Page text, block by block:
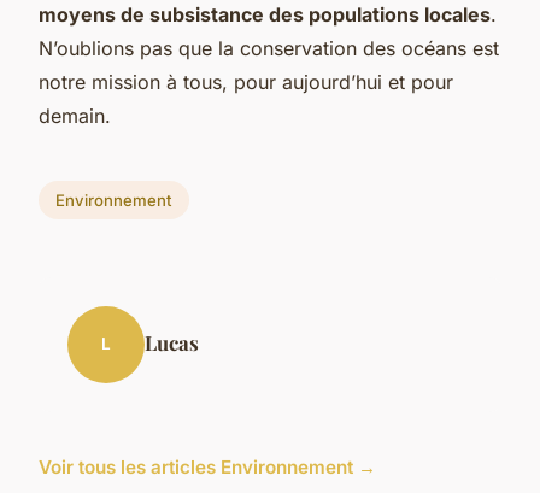
moyens de subsistance des populations locales.
N’oublions pas que la conservation des océans est
notre mission à tous, pour aujourd’hui et pour
demain.
Environnement
L Lucas
Voir tous les articles Environnement →